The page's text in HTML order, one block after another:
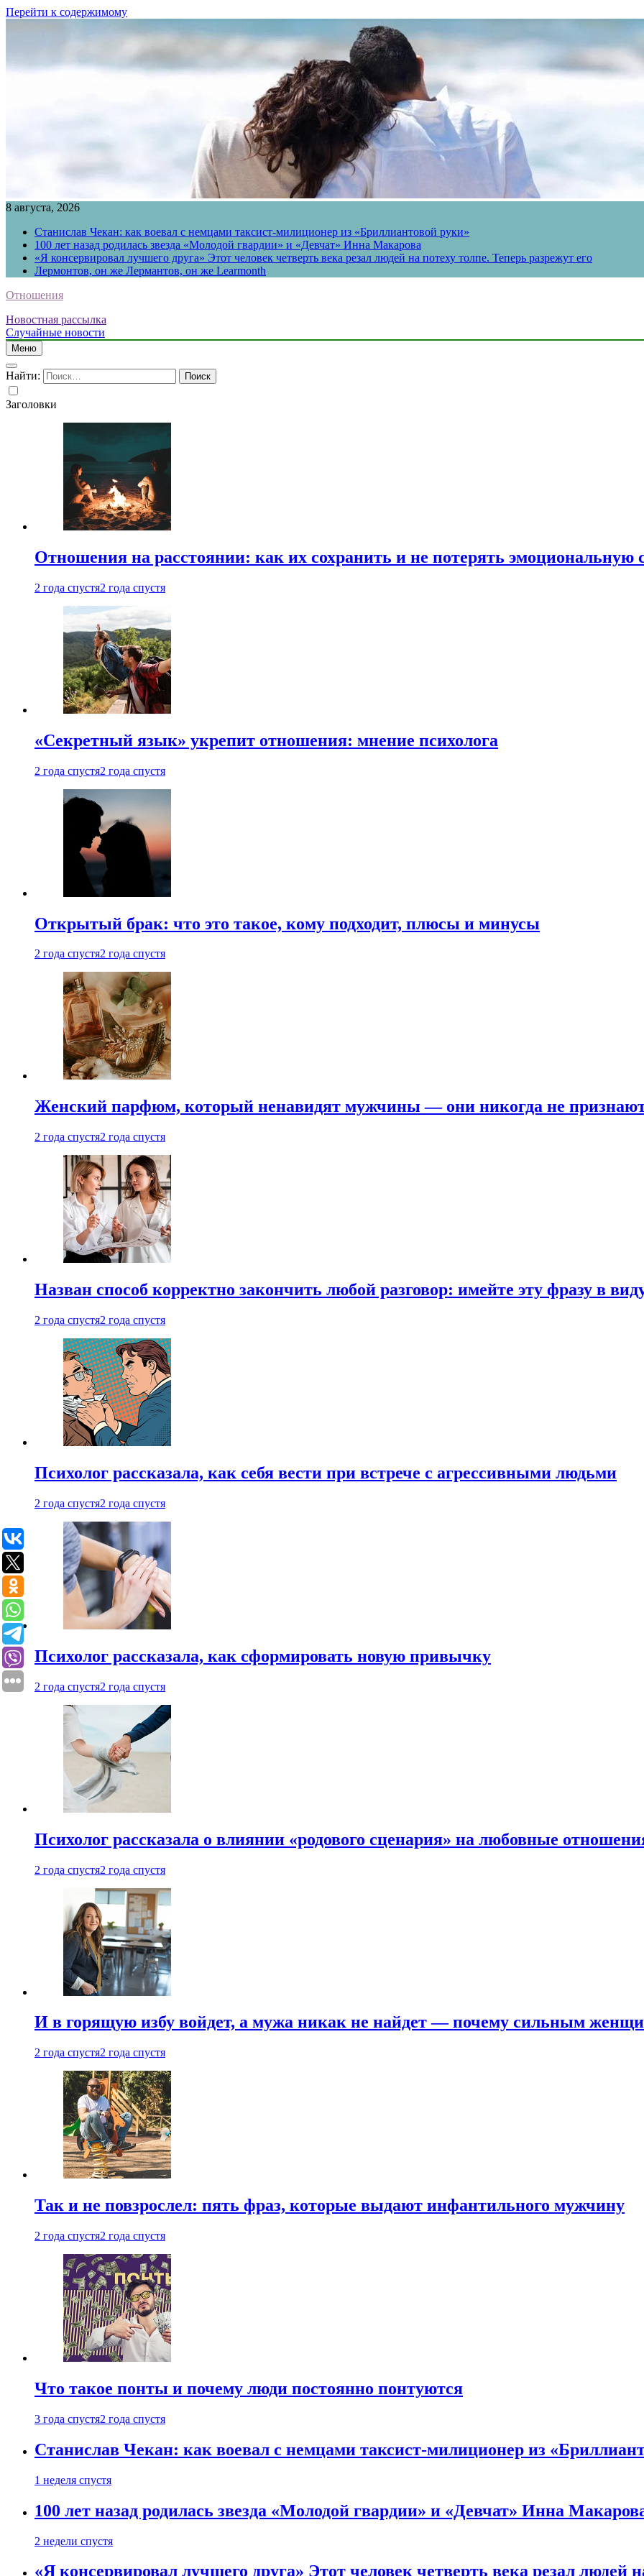
Перейти к содержимому
8 августа, 2026
Станислав Чекан: как воевал с немцами таксист-милиционер из «Бриллиантовой руки»
100 лет назад родилась звезда «Молодой гвардии» и «Девчат» Инна Макарова
«Я консервировал лучшего друга» Этот человек четверть века резал людей на потеху толпе. Теперь разрежут его
Лермонтов, он же Лермантов, он же Learmonth
Отношения
Новостная рассылка
Случайные новости
Меню
Найти:
Заголовки
Отношения на расстоянии: как их сохранить и не потерять
2 года спустя2 года спустя
«Секретный язык» укрепит отношения: мнение психолога
2 года спустя2 года спустя
Открытый брак: что это такое, кому подходит, плюсы и минусы
2 года спустя2 года спустя
Женский парфюм, который ненавидят мужчины — они никогда не
2 года спустя2 года спустя
Назван способ корректно закончить любой разговор: имейте эту фразу в
2 года спустя2 года спустя
Психолог рассказала, как себя вести при встрече с агрессивными людьми
2 года спустя2 года спустя
Психолог рассказала, как сформировать новую привычку
2 года спустя2 года спустя
Психолог рассказала о влиянии «родового сценария» на любовные
2 года спустя2 года спустя
И в горящую избу войдет, а мужа никак не найдет — почему сильным
2 года спустя2 года спустя
Так и не повзрослел: пять фраз, которые выдают инфантильного мужчину
2 года спустя2 года спустя
Что такое понты и почему люди постоянно понтуются
3 года спустя2 года спустя
Станислав Чекан: как воевал с немцами таксист-милиционер из
1 неделя спустя
100 лет назад родилась звезда «Молодой гвардии» и «Девчат» Инна
2 недели спустя
«Я консервировал лучшего друга» Этот человек четверть века резал людей